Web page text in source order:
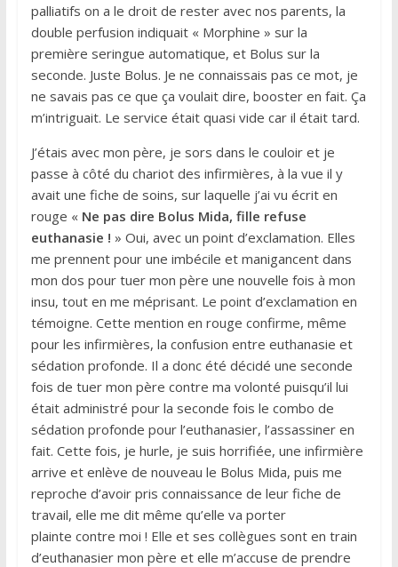
palliatifs on a le droit de rester avec nos parents, la
double perfusion indiquait « Morphine » sur la
première seringue automatique, et Bolus sur la
seconde. Juste Bolus. Je ne connaissais pas ce mot, je
ne savais pas ce que ça voulait dire, booster en fait. Ça
m’intriguait. Le service était quasi vide car il était tard.
J’étais avec mon père, je sors dans le couloir et je
passe à côté du chariot des infirmières, à la vue il y
avait une fiche de soins, sur laquelle j’ai vu écrit en
rouge « Ne pas dire Bolus Mida, fille refuse
euthanasie ! » Oui, avec un point d’exclamation. Elles
me prennent pour une imbécile et manigancent dans
mon dos pour tuer mon père une nouvelle fois à mon
insu, tout en me méprisant. Le point d’exclamation en
témoigne. Cette mention en rouge confirme, même
pour les infirmières, la confusion entre euthanasie et
sédation profonde. Il a donc été décidé une seconde
fois de tuer mon père contre ma volonté puisqu’il lui
était administré pour la seconde fois le combo de
sédation profonde pour l’euthanasier, l’assassiner en
fait. Cette fois, je hurle, je suis horrifiée, une infirmière
arrive et enlève de nouveau le Bolus Mida, puis me
reproche d’avoir pris connaissance de leur fiche de
travail, elle me dit même qu’elle va porter
plainte contre moi ! Elle et ses collègues sont en train
d’euthanasier mon père et elle m’accuse de prendre